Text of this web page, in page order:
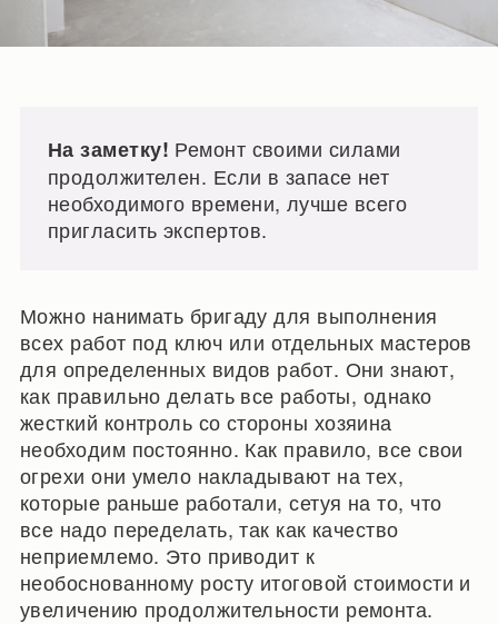
На заметку! Ремонт своими силами
продолжителен. Если в запасе нет
необходимого времени, лучше всего
пригласить экспертов.
Можно нанимать бригаду для выполнения
всех работ под ключ или отдельных мастеров
для определенных видов работ. Они знают,
как правильно делать все работы, однако
жесткий контроль со стороны хозяина
необходим постоянно. Как правило, все свои
огрехи они умело накладывают на тех,
которые раньше работали, сетуя на то, что
все надо переделать, так как качество
неприемлемо. Это приводит к
необоснованному росту итоговой стоимости и
увеличению продолжительности ремонта.